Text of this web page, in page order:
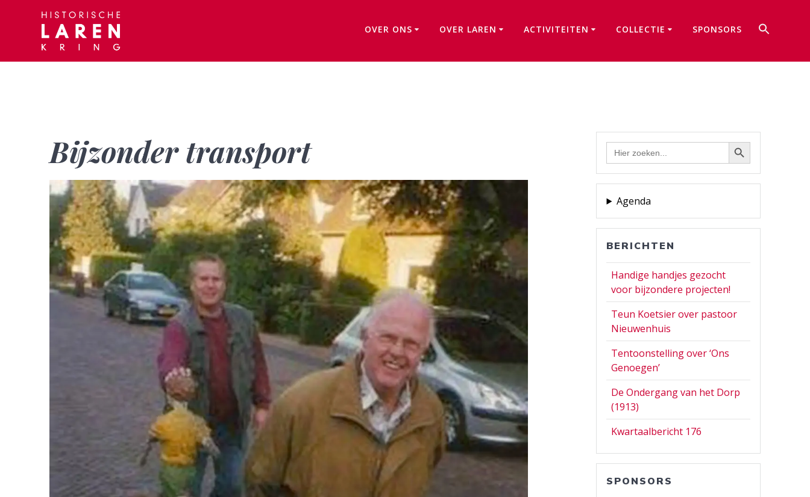
OVER ONS OVER LAREN ACTIVITEITEN COLLECTIE SPONSORS
Bijzonder transport Zoek
naar:
Zoekknop
Agenda
BERICHTEN
Handige handjes gezocht
voor bijzondere projecten!
Teun Koetsier over pastoor
Nieuwenhuis
Tentoonstelling over ‘Ons
Genoegen’
De Ondergang van het Dorp
(1913)
Kwartaalbericht 176
SPONSORS